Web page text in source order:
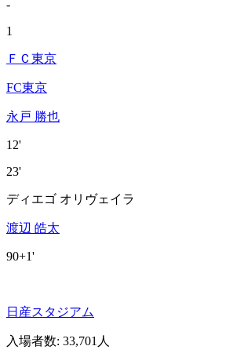
-
1
ＦＣ東京
FC東京
永戸 勝也
12'
23'
ディエゴ オリヴェイラ
渡辺 皓太
90+1'
日産スタジアム
入場者数: 33,701人